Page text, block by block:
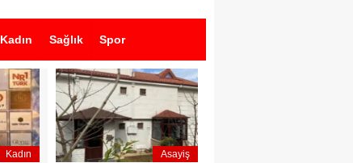
Kadın Sağlık Spor
Kadın Asayiş